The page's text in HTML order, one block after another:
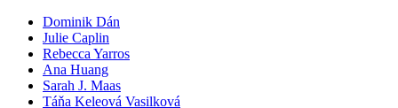
Dominik Dán
Julie Caplin
Rebecca Yarros
Ana Huang
Sarah J. Maas
Táňa Keleová Vasilková